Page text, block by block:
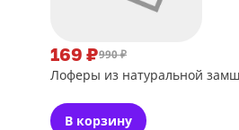
169 ₽990 ₽
Лоферы из натуральной
В корзину